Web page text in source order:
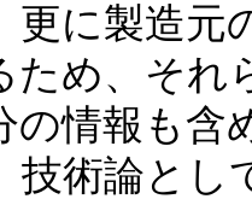
更に製造元
ため、それ
の情報も
技術論とし